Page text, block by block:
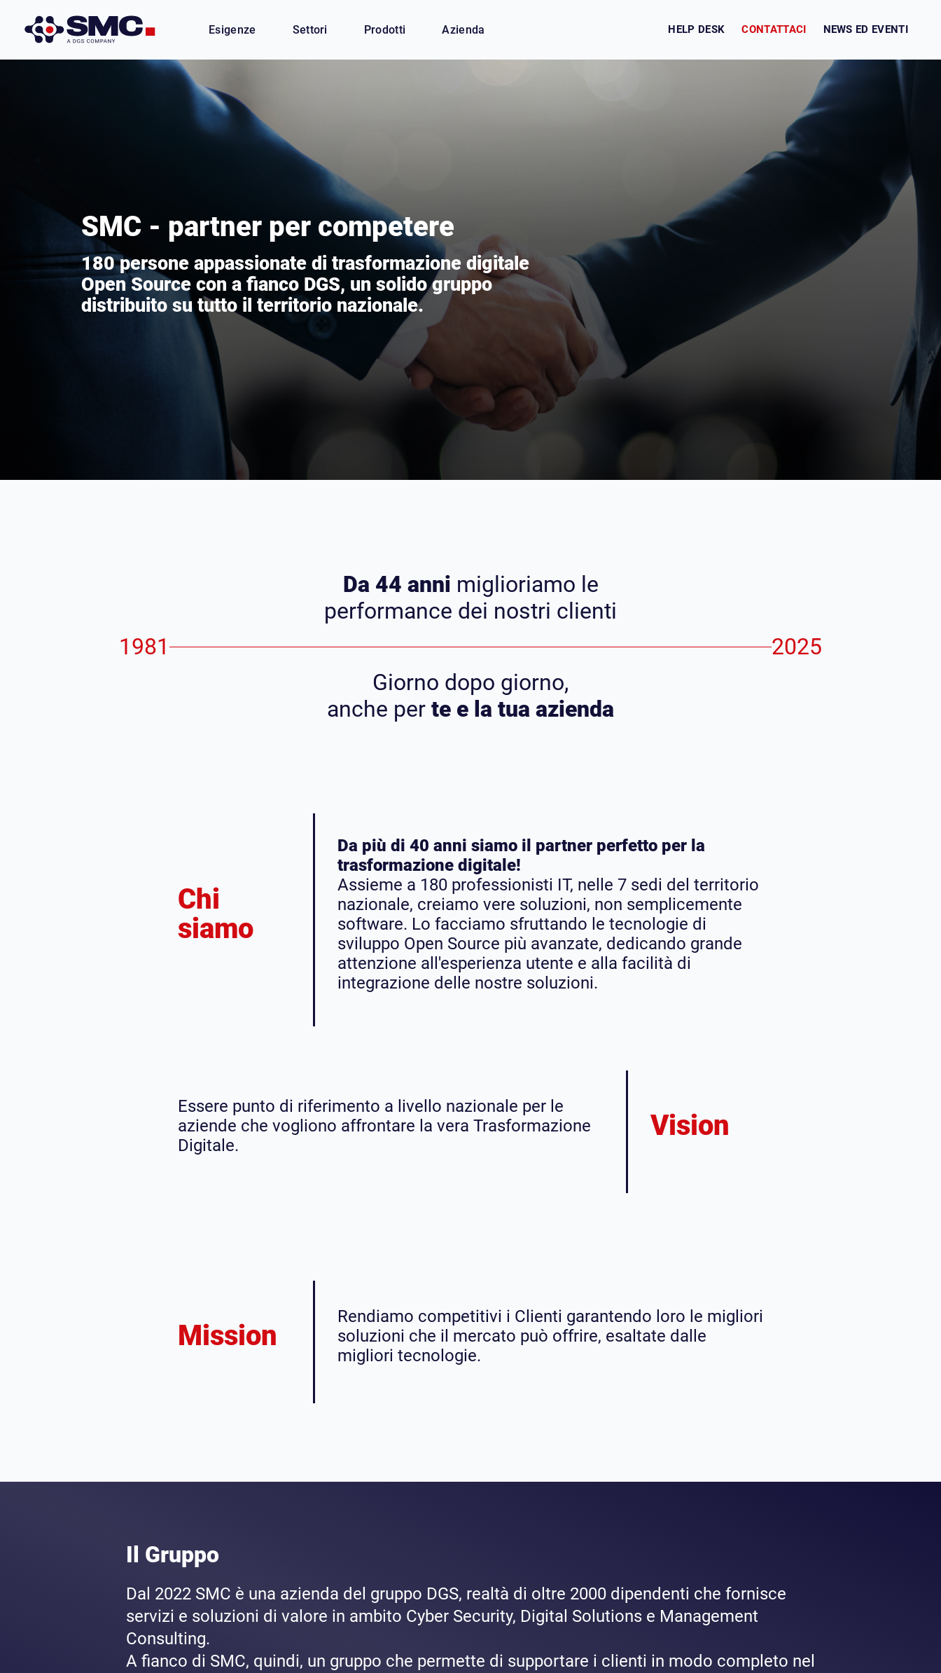
Esigenze Settori Prodotti Azienda HELP DESK CONTATTACI NEWS ED EVENTI
SMC - partner per competere
180 persone appassionate di trasformazione digitale
Open Source con a fianco DGS, un solido gruppo
distribuito su tutto il territorio nazionale.
Da 44 anni miglioriamo le
performance dei nostri clienti
1981
2025
Giorno dopo giorno,
anche per te e la tua azienda
Chi
siamo
Da più di 40 anni siamo il partner perfetto per la
trasformazione digitale! ​​
Assieme a 180 professionisti IT, nelle 7 sedi del territorio
nazionale, creiamo vere soluzioni, non semplicemente
software. Lo facciamo sfruttando le tecnologie di
sviluppo Open Source più avanzate, dedicando grande
attenzione all'esperienza utente e alla facilità di
integrazione delle nostre soluzioni.
Vision
Essere punto di riferimento a livello nazionale per le
aziende che vogliono affrontare la vera Trasformazione
Digitale.
Mission
Rendiamo competitivi i Clienti garantendo loro le migliori
soluzioni che il mercato può offrire, esaltate dalle
migliori tecnologie.
Il Gruppo
Dal 2022 SMC è una azienda del gruppo DGS, realtà di oltre 2000 dipendenti che fornisce
servizi e soluzioni di valore in ambito Cyber Security, Digital Solutions e Management
Consulting.
A fianco di SMC, quindi, un gruppo che permette di supportare i clienti in modo completo nel